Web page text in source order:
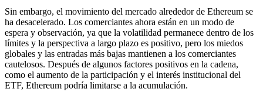
Sin embargo, el movimiento del mercado alrededor de Ethereum se
ha desacelerado. Los comerciantes ahora están en un modo de
espera y observación, ya que la volatilidad permanece dentro de los
límites y la perspectiva a largo plazo es positivo, pero los miedos
globales y las entradas más bajas mantienen a los comerciantes
cautelosos. Después de algunos factores positivos en la cadena,
como el aumento de la participación y el interés institucional del
ETF, Ethereum podría limitarse a la acumulación.